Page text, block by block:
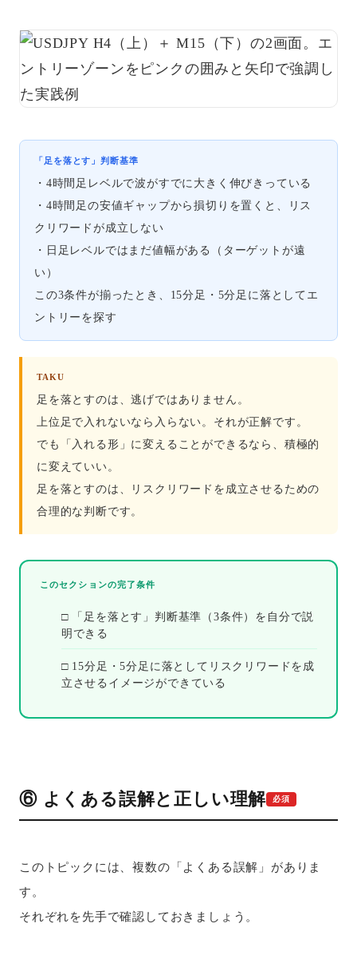
「足を落とす」判断基準
・4時間足レベルで波がすでに大きく伸びきっている
・4時間足の安値ギャップから損切りを置くと、リス
クリワードが成立しない
・日足レベルではまだ値幅がある（ターゲットが遠
い）
この3条件が揃ったとき、15分足・5分足に落としてエ
ントリーを探す
TAKU
足を落とすのは、逃げではありません。
上位足で入れないなら入らない。それが正解です。
でも「入れる形」に変えることができるなら、積極的
に変えていい。
足を落とすのは、リスクリワードを成立させるための
合理的な判断です。
このセクションの完了条件
□ 「足を落とす」判断基準（3条件）を自分で説
明できる
□ 15分足・5分足に落としてリスクリワードを成
立させるイメージができている
⑥ よくある誤解と正しい理解 必須
このトピックには、複数の「よくある誤解」がありま
す。
それぞれを先手で確認しておきましょう。